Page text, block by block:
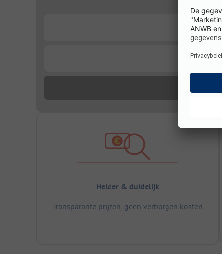
Helder & duidelijk
Transparante prijzen, geen verborgen kosten